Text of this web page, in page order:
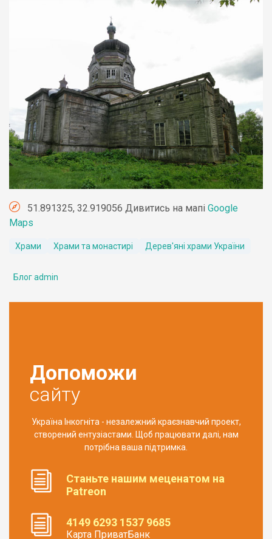
51.891325, 32.919056 Дивитись на мапі Google
Maps
Храми Храми та монастирі Дерев'яні храми України
Блог admin
Допоможи
сайту
Україна Інкогніта - незалежний краєзнавчий проект,
створений ентузіастами. Щоб працювати далі, нам
потрібна ваша підтримка.
Станьте нашим меценатом на
Patreon
4149 6293 1537 9685
Карта ПриватБанк